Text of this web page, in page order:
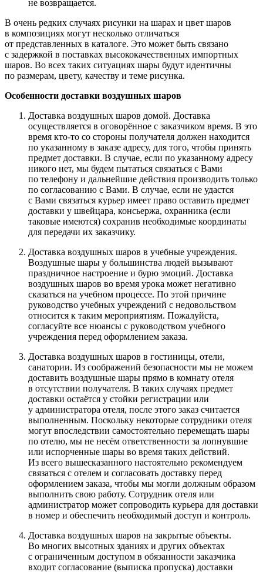
не возвращается.
В очень редких случаях рисунки на шарах и цвет шаров
в композициях могут несколько отличаться
от представленных в каталоге. Это может быть связано
с задержкой в поставках высококачественных импортных
шаров. Во всех таких ситуациях шары будут идентичны
по размерам, цвету, качеству и теме рисунка.
Особенности доставки воздушных шаров
Доставка воздушных шаров домой. Доставка
осуществляется в оговорённое с заказчиком время. В это
время кто-то со стороны получателя должен находится
по указанному в заказе адресу, для того, чтобы принять
предмет доставки. В случае, если по указанному адресу
никого нет, мы будем пытаться связаться с Вами
по телефону и дальнейшие действия производить только
по согласованию с Вами. В случае, если не удастся
с Вами связаться курьер имеет право оставить предмет
доставки у швейцара, консьержа, охранника (если
таковые имеются) сохранив необходимые координаты
для передачи их заказчику.
Доставка воздушных шаров в учебные учреждения.
Воздушные шары у большинства людей вызывают
праздничное настроение и бурю эмоций. Доставка
воздушных шаров во время урока может негативно
сказаться на учебном процессе. По этой причине
руководство учебных учреждений с недовольством
относится к таким мероприятиям. Пожалуйста,
согласуйте все нюансы с руководством учебного
учреждения перед оформлением заказа.
Доставка воздушных шаров в гостиницы, отели,
санатории. Из соображений безопасности мы не можем
доставить воздушные шары прямо в комнату отеля
в отсутствии получателя. В таких случаях предмет
доставки остаётся у стойки регистрации или
у администратора отеля, после этого заказ считается
выполненным. Поскольку некоторые сотрудники отеля
могут впоследствии самостоятельно перемещать шары
по отелю, мы не несём ответственности за лопнувшие
или испорченные шары во время таких действий.
Из всего вышесказанного настоятельно рекомендуем
связаться с отелем и согласовать доставку перед
оформлением заказа, чтобы мы могли должным образом
выполнить свою работу. Сотрудник отеля или
администратор может сопроводить курьера для доставки
в номер и обеспечить необходимый доступ и контроль.
Доставка воздушных шаров на закрытые объекты.
Во многих высотных зданиях и других объектах
с ограниченным доступом в обязанности заказчика
входит согласование (выписка пропуска) доставки